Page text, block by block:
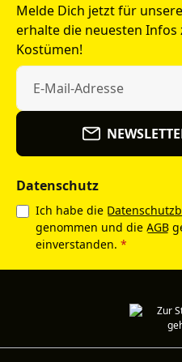
Melde Dich jetzt für
erhalte die neuesten Infos
Kostümen!
Datenschutz
Ich habe die
genommen und die AGB
einverstanden. *